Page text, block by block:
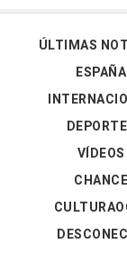
ÚLTIMAS
ESPAÑA
VÍDEOS
CHANCE